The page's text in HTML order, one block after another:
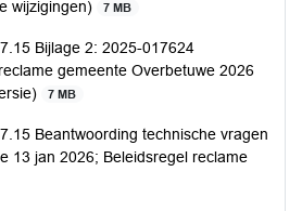
wijzigingen)
7 MB
Bijlage 2: 2025-017624
gemeente Overbetuwe 2026
7 MB
Beantwoording technische vragen
13 jan 2026; Beleidsregel reclame